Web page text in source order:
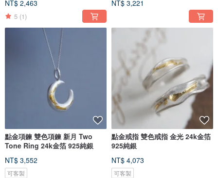
NT$ 2,463
5 (1)
NT$ 3,221
點金項鍊 雙色項鍊 新月 Two
Tone Ring 24k金箔 925純銀
NT$ 3,552
可客製
點金戒指 雙色戒指 金光 24k金箔
925純銀
NT$ 4,073
可客製